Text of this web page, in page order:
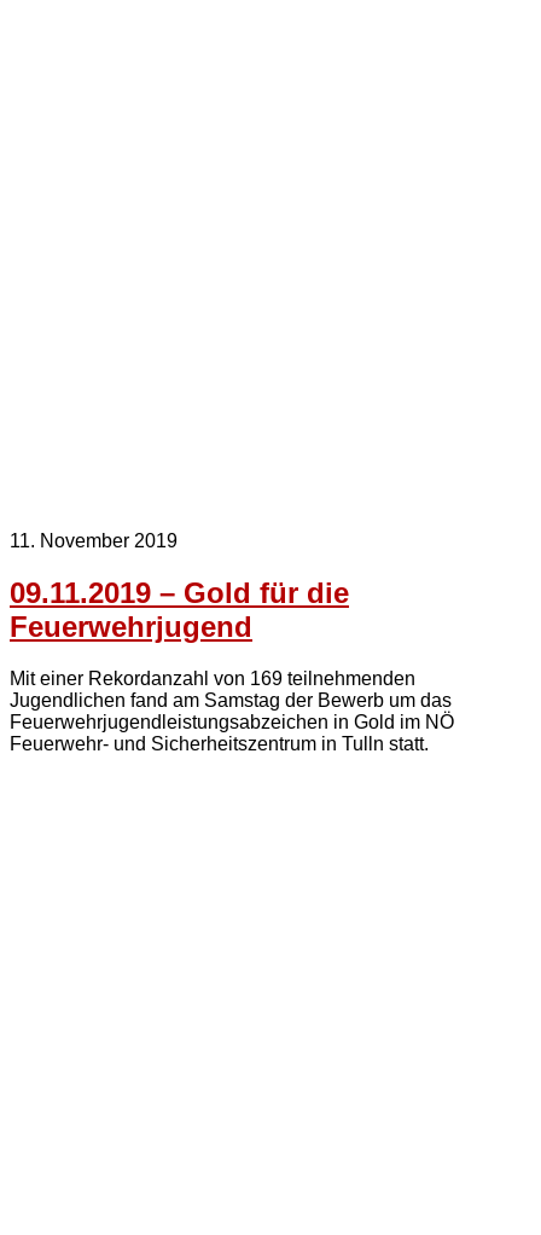
11. November 2019
09.11.2019 – Gold für die
Feuerwehrjugend
Mit einer Rekordanzahl von 169 teilnehmenden
Jugendlichen fand am Samstag der Bewerb um das
Feuerwehrjugendleistungsabzeichen in Gold im NÖ
Feuerwehr- und Sicherheitszentrum in Tulln statt.